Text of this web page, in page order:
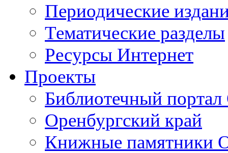
Периодические
Тематические разделы
Ресурсы Интернет
Проекты
Библиотечный портал
Оренбургский край
Книжные памятники